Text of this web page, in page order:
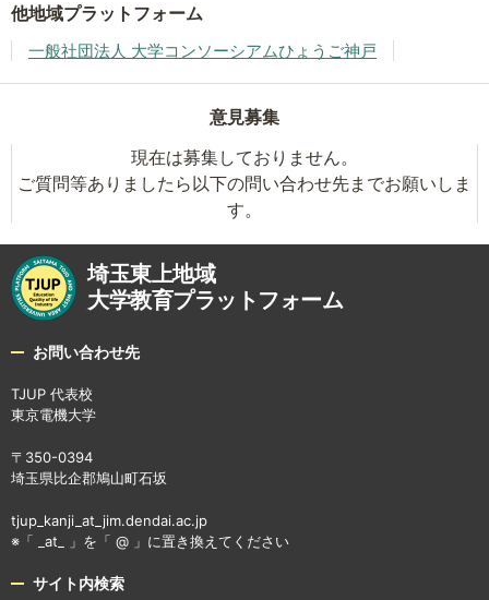
他地域プラットフォーム
一般社団法人 大学コンソーシアムひょうご神戸
意見募集
現在は募集しておりません。
ご質問等ありましたら以下の問い合わせ先までお願いしま
す。
埼玉東上地域
大学教育プラットフォーム
お問い合わせ先
TJUP 代表校
東京電機大学
〒350-0394
埼玉県比企郡鳩山町石坂
tjup_kanji_at_jim.dendai.ac.jp
※「 _at_ 」を「 @ 」に置き換えてください
サイト内検索